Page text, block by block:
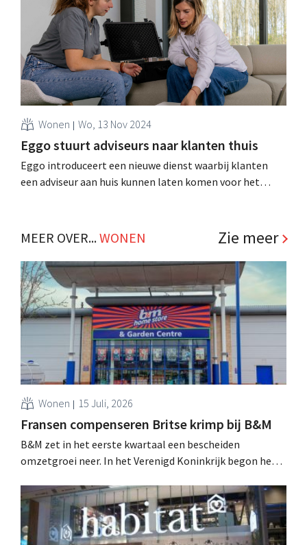
Wonen Wo, 13 Nov 2024
Eggo stuurt adviseurs naar klanten thuis
Eggo introduceert een nieuwe dienst waarbij klanten
een adviseur aan huis kunnen laten komen voor het
MEER OVER...WONEN Zie meer
Wonen 15 Juli, 2026
Fransen compenseren Britse krimp bij B&M
B&M zet in het eerste kwartaal een bescheiden
omzetgroei neer. In het Verenigd Koninkrijk begon het
een betere prestatie van Heron Foods vingen de daling
op.